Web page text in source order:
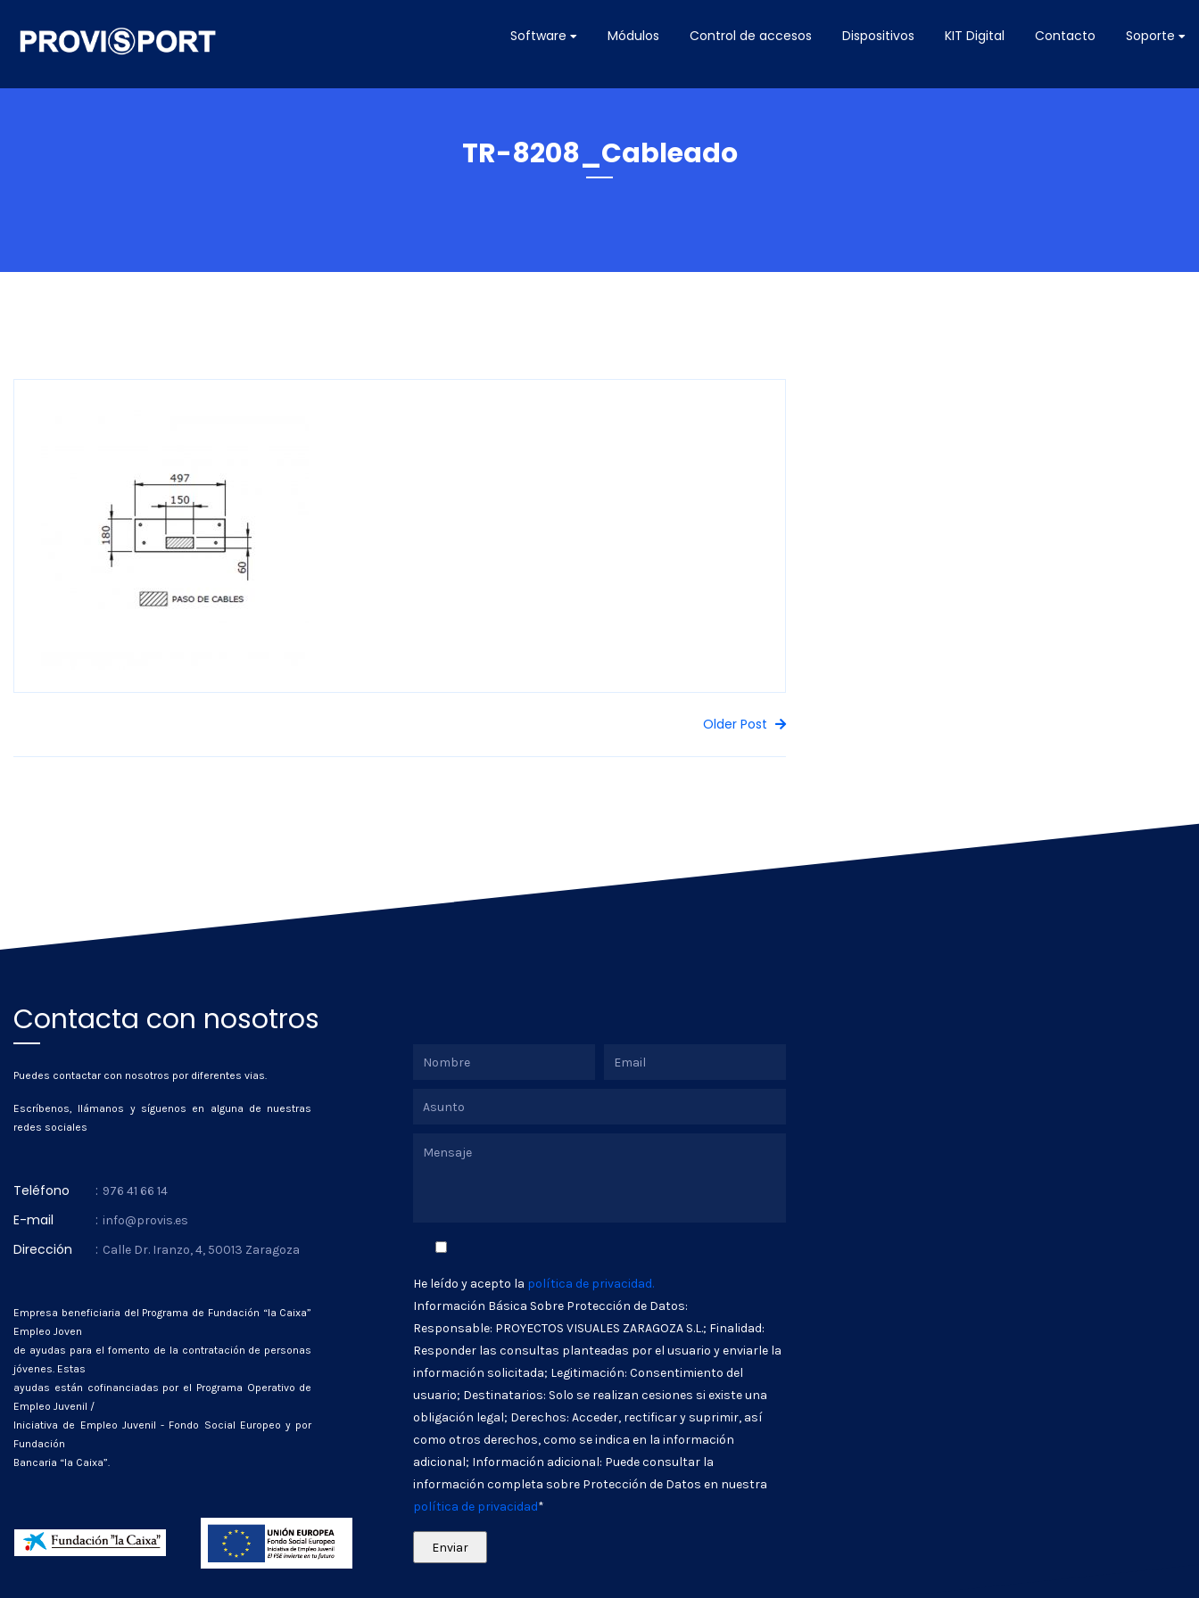
Software Módulos Control de accesos Dispositivos KIT Digital Contacto Soporte
TR-8208_Cableado
Older Post
Contacta con nosotros
Puedes contactar con nosotros por diferentes vias.
Escríbenos, llámanos y síguenos en alguna de nuestras
redes sociales
Teléfono : 976 41 66 14
E-mail : info@provis.es
Dirección : Calle Dr. Iranzo, 4, 50013 Zaragoza
Empresa beneficiaria del Programa de Fundación “la Caixa”
Empleo Joven
de ayudas para el fomento de la contratación de personas
jóvenes. Estas
ayudas están cofinanciadas por el Programa Operativo de
Empleo Juvenil /
Iniciativa de Empleo Juvenil - Fondo Social Europeo y por
Fundación
Bancaria “la Caixa”.
He leído y acepto la política de privacidad.
Información Básica Sobre Protección de Datos:
Responsable: PROYECTOS VISUALES ZARAGOZA S.L.; Finalidad:
Responder las consultas planteadas por el usuario y enviarle la
información solicitada; Legitimación: Consentimiento del
usuario; Destinatarios: Solo se realizan cesiones si existe una
obligación legal; Derechos: Acceder, rectificar y suprimir, así
como otros derechos, como se indica en la información
adicional; Información adicional: Puede consultar la
información completa sobre Protección de Datos en nuestra
política de privacidad*